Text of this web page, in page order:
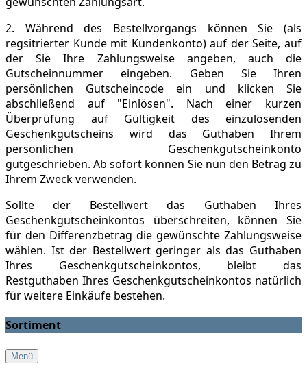
2. Während des Bestellvorgangs können Sie (als
regsitrierter Kunde mit Kundenkonto) auf der Seite, auf
der Sie Ihre Zahlungsweise angeben, auch die
Gutscheinnummer eingeben. Geben Sie Ihren
persönlichen Gutscheincode ein und klicken Sie
abschließend auf "Einlösen". Nach einer kurzen
Überprüfung auf Gültigkeit des einzulösenden
Geschenkgutscheins wird das Guthaben Ihrem
persönlichen Geschenkgutscheinkonto
gutgeschrieben. Ab sofort können Sie nun den Betrag zu
Ihrem Zweck verwenden.
Sollte der Bestellwert das Guthaben Ihres
Geschenkgutscheinkontos überschreiten, können Sie
für den Differenzbetrag die gewünschte Zahlungsweise
wählen. Ist der Bestellwert geringer als das Guthaben
Ihres Geschenkgutscheinkontos, bleibt das
Restguthaben Ihres Geschenkgutscheinkontos natürlich
für weitere Einkäufe bestehen.
Sortiment
Menü